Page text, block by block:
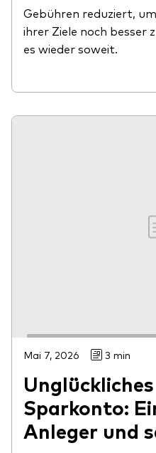
Gebühren reduziert,
ihrer Ziele noch
es wieder soweit.
Mai 7, 2026 3 min
Sparkonto:
Anleger und